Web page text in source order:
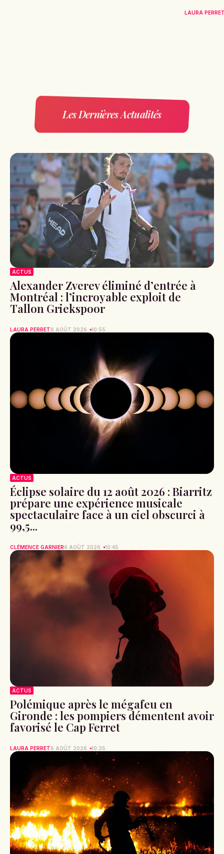
LAURA
Les Dernières Actualités
ACTUS
Alexander Zverev éliminé d’entrée à
Montréal : l’incroyable exploit de
Tallon Griekspoor
LAURA PERRET6 AOÛT 2026 10:55
ACTUS
Éclipse solaire du 12 août 2026 : Biarritz
prépare une expérience musicale
spectaculaire face à un ciel obscurci à
99,5...
CLÉMENCE GARNIER6 AOÛT 2026 10:45
ACTUS
Polémique après le mégafeu en
Gironde : les pompiers démentent avoir
favorisé le Cap Ferret
LAURA PERRET6 AOÛT 2026 10:35